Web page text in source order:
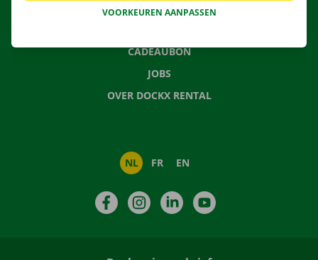
VEELGESTELDE VRAGEN
CADEAUBON
JOBS
OVER DOCKX RENTAL
NL FR EN
FacebookInstagramLinkedIn
VOORKEUREN AANPASSEN